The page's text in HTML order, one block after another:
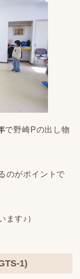
で野崎Pの出し物
のがポイントで
ます♪）
1)